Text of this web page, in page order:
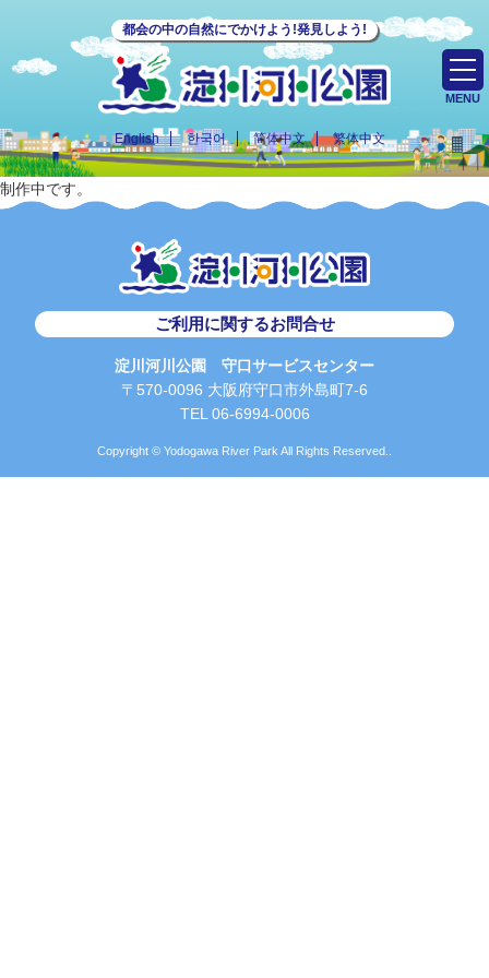
都会の中の自然にでかけよう!発見しよう!
English 한국어 简体中文 繁体中文
MENU
制作中です。
ご利用に関するお問合せ
淀川河川公園 守口サービスセンター
〒570-0096 大阪府守口市外島町7-6
TEL 06-6994-0006
Copyright © Yodogawa River Park All Rights Reserved..